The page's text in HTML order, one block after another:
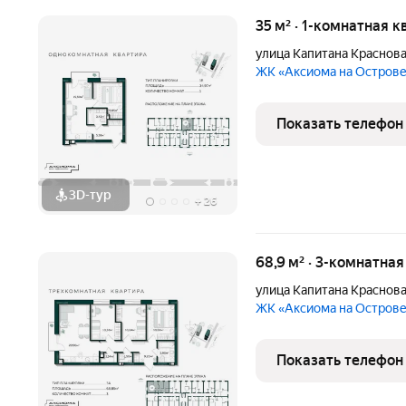
3D-тур + 26
35 м² · 1-комнатная
улица Капитана Краснова
ЖК «Аксиома на
Показать телефон
68,9 м² · 3-
улица Капитана Краснова
ЖК «Аксиома на
Показать телефон